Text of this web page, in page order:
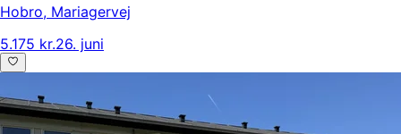
Hobro, Mariagervej
5.175 kr.26. juni